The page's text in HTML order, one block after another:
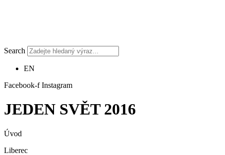
Search
EN
Facebook-f Instagram
JEDEN SVĚT 2016
Úvod
Liberec